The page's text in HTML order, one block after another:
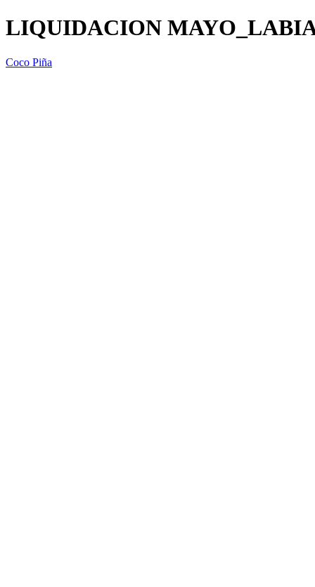
LIQUIDACION
Coco Piña